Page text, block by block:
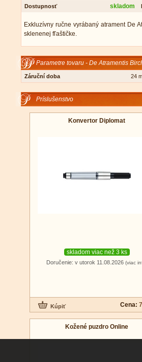
Dostupnosť
skladom
Exkluzívny ručne vyrábaný atrament De
sklenenej fľaštičke.
Parametre tovaru - De Atramentis
Záruční doba 24
Príslušenstvo
Konvertor Diplomat
skladom viac než 3 ks
Doručenie: v utorok 11.08.2026 (viac
Cena:
Kožené puzdro Online